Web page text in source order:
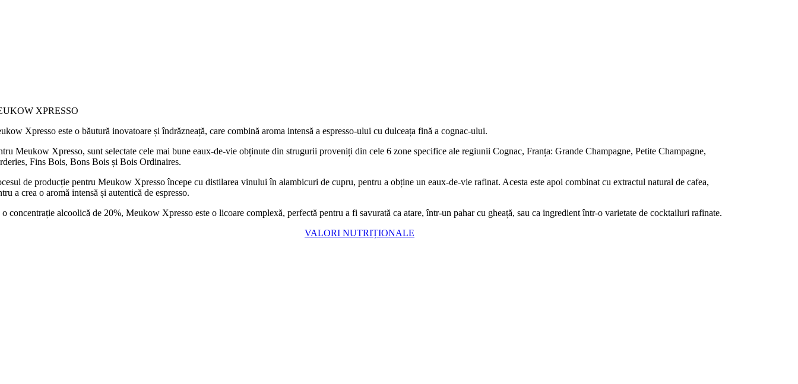
XPRESSO
Xpresso este o băutură inovatoare și îndrăzneață, care combină aroma intensă a espresso-ului cu dulceața fină a cognac-ului.
Meukow Xpresso, sunt selectate cele mai bune eaux-de-vie obținute din strugurii proveniți din cele 6 zone specifice ale regiunii Cognac, Franța: Grande Champagne, Petite Champagne,
Fins Bois, Bons Bois și Bois Ordinaires.
de producție pentru Meukow Xpresso începe cu distilarea vinului în alambicuri de cupru, pentru a obține un eaux-de-vie rafinat. Acesta este apoi combinat cu extractul natural de cafea,
a crea o aromă intensă și autentică de espresso.
o concentrație alcoolică de 20%, Meukow Xpresso este o licoare complexă, perfectă pentru a fi savurată ca atare, într-un pahar cu gheață, sau ca ingredient într-o varietate de cocktailuri rafinate.
VALORI NUTRIȚIONALE